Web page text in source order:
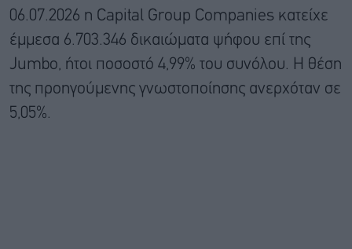
06.07.2026 η Capital Group Companies κατείχε
έμμεσα 6.703.346 δικαιώματα ψήφου επί της
Jumbo, ήτοι ποσοστό 4,99% του συνόλου. Η θέση
της προηγούμενης γνωστοποίησης ανερχόταν σε
5,05%.